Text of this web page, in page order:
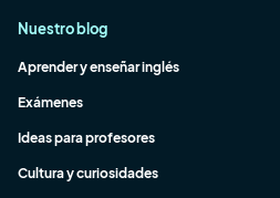
Nuestro blog
Aprender y enseñar inglés
Exámenes
Ideas para profesores
Cultura y curiosidades